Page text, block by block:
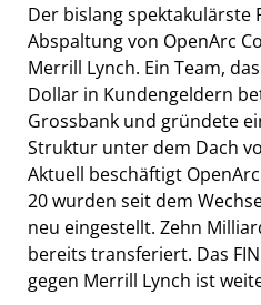
Der bislang spektakulärste
Abspaltung von OpenArc
Merrill Lynch. Ein Team,
Dollar in Kundengeldern
Grossbank und gründete
Struktur unter dem Dach
Aktuell beschäftigt
20 wurden seit dem
neu eingestellt. Zehn
bereits transferiert. Das
gegen Merrill Lynch ist